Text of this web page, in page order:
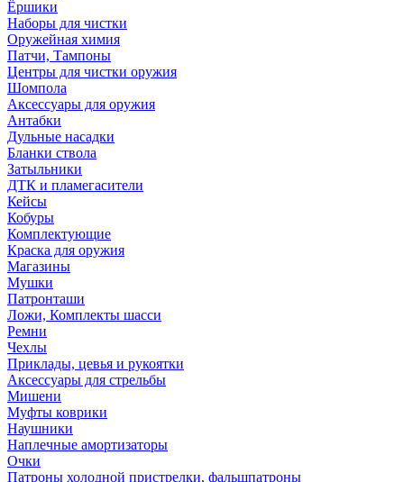
Ёршики
Наборы для чистки
Оружейная химия
Патчи, Тампоны
Центры для чистки оружия
Шомпола
Аксессуары для оружия
Антабки
Дульные насадки
Бланки ствола
Затыльники
ДТК и пламегасители
Кейсы
Кобуры
Комплектующие
Краска для оружия
Магазины
Мушки
Патронташи
Ложи, Комплекты шасси
Ремни
Чехлы
Приклады, цевья и рукоятки
Аксессуары для стрельбы
Мишени
Муфты коврики
Наушники
Наплечные амортизаторы
Очки
Патроны холодной пристрелки, фальшпатроны